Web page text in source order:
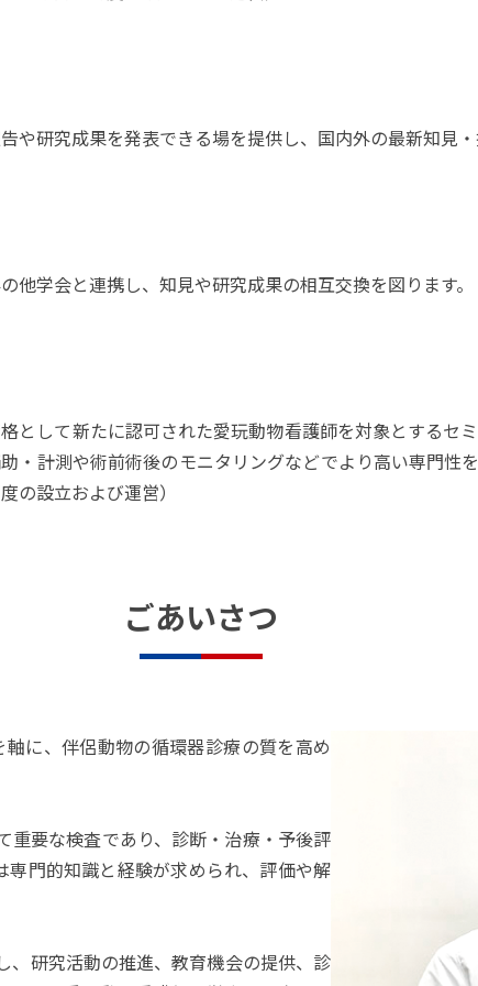
や研究成果を発表できる場を提供し、国内外の最新知見・
他学会と連携し、知見や研究成果の相互交換を図ります。
として新たに認可された愛玩動物看護師を対象とするセ
・計測や術前術後のモニタリングなどでより高い専門性
の設立および運営）
ごあいさつ
に、伴侶動物の循環器診療の質を高め
重要な検査であり、診断・治療・予後評
専門的知識と経験が求められ、評価や解
、研究活動の推進、教育機会の提供、診